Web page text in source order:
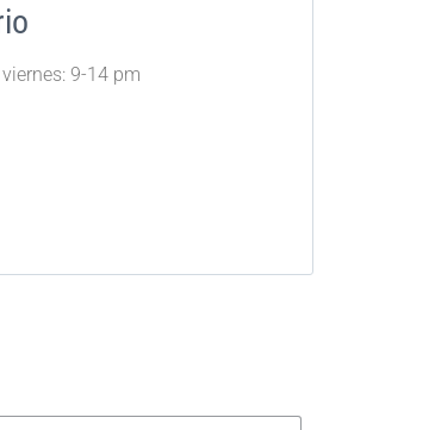
9-14 pm